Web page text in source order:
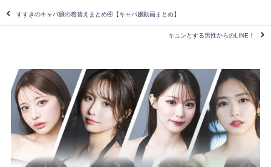
すすきのキャバ嬢の着替えまとめ④【キャバ嬢動画まとめ】
キュンとする男性からのLINE！